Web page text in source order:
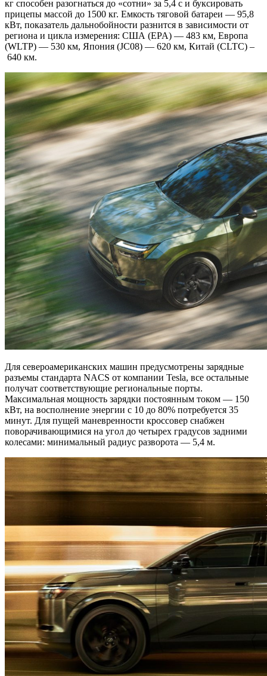
кг способен разогнаться до «сотни» за 5,4 с и буксировать
прицепы массой до 1500 кг. Емкость тяговой батареи — 95,8
кВт, показатель дальнобойности разнится в зависимости от
региона и цикла измерения: США (EPA) — 483 км, Европа
(WLTP) — 530 км, Япония (JC08) — 620 км, Китай (CLTC) –
640 км.
Для североамериканских машин предусмотрены зарядные
разъемы стандарта NACS от компании Tesla, все остальные
получат соответствующие региональные порты.
Максимальная мощность зарядки постоянным током — 150
кВт, на восполнение энергии с 10 до 80% потребуется 35
минут. Для пущей маневренности кроссовер снабжен
поворачивающимися на угол до четырех градусов задними
колесами: минимальный радиус разворота — 5,4 м.